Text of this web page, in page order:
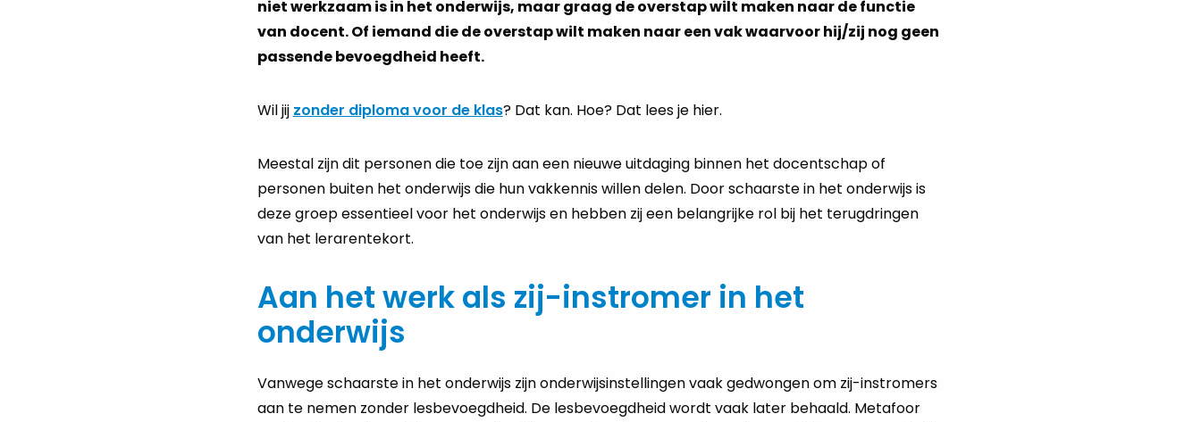
niet werkzaam is in het onderwijs, maar graag de overstap wilt maken naar de functie
van docent. Of iemand die de overstap wilt maken naar een vak waarvoor hij/zij nog geen
passende bevoegdheid heeft.
Wil jij zonder diploma voor de klas? Dat kan. Hoe? Dat lees je hier.
Meestal zijn dit personen die toe zijn aan een nieuwe uitdaging binnen het docentschap of
personen buiten het onderwijs die hun vakkennis willen delen. Door schaarste in het onderwijs is
deze groep essentieel voor het onderwijs en hebben zij een belangrijke rol bij het terugdringen
van het lerarentekort.
Aan het werk als zij-instromer in het
onderwijs
Vanwege schaarste in het onderwijs zijn onderwijsinstellingen vaak gedwongen om zij-instromers
aan te nemen zonder lesbevoegdheid. De lesbevoegdheid wordt vaak later behaald. Metafoor